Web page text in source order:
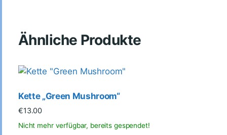
Ähnliche Produkte
Kette „Green Mushroom“
€13.00